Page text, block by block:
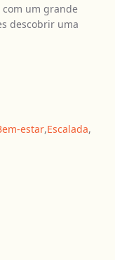
um grande
descobrir uma
estar,Escalada,